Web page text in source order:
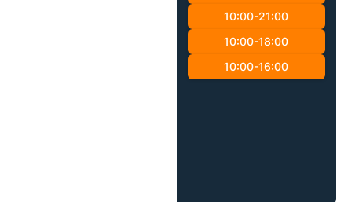
10:00-21:00
10:00-18:00
10:00-16:00